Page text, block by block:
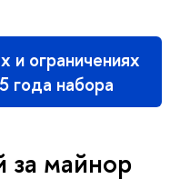
и ограничениях
года набора
за майнор